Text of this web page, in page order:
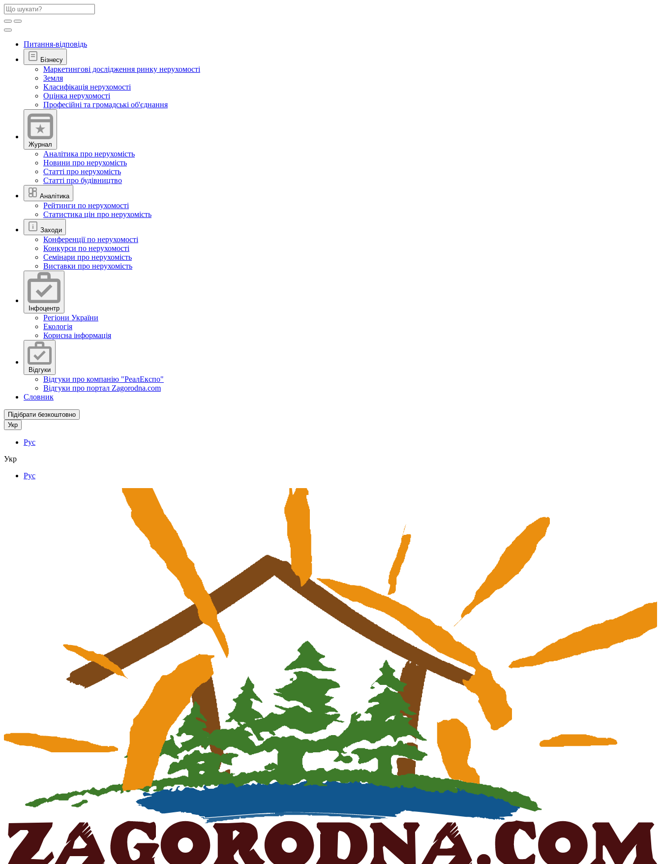
Питання-відповідь
Бізнесу
Маркетингові дослідження ринку нерухомості
Земля
Класифікація нерухомості
Оцінка нерухомості
Професійні та громадські об'єднання
Журнал
Аналітика про нерухомість
Новини про нерухомість
Статті про нерухомість
Статті про будівництво
Аналітика
Рейтинги по нерухомості
Статистика цін про нерухомість
Заходи
Конференції по нерухомості
Конкурси по нерухомості
Семінари про нерухомість
Виставки про нерухомість
Інфоцентр
Регіони України
Екологія
Корисна інформація
Відгуки
Відгуки про компанію "РеалЕкспо"
Відгуки про портал Zagorodna.com
Словник
Підібрати безкоштовно
Укр
Рус
Укр
Рус